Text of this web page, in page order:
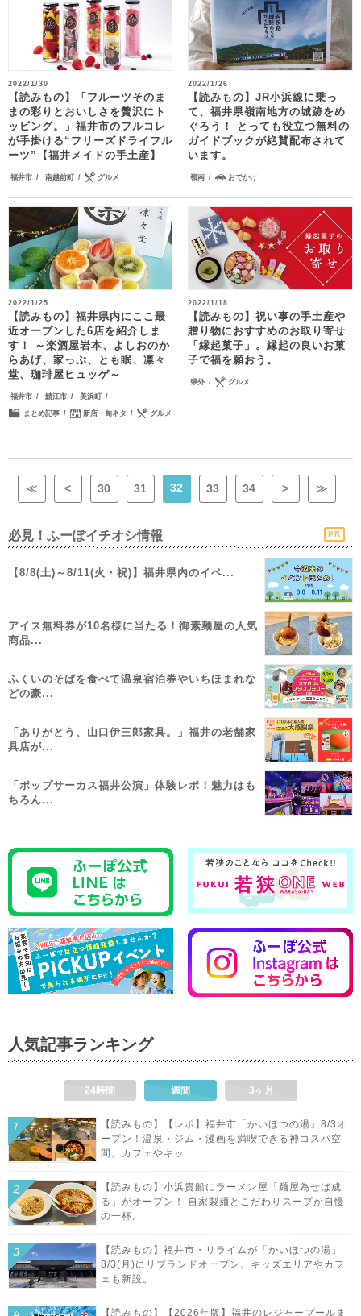
2022/1/30
【読みもの】「フルーツそのま
まの彩りとおいしさを贅沢にト
ッピング。」福井市のフルコレ
が手掛ける“フリーズドライフル
ーツ”【福井メイドの手土産】
福井市 南越前町 グルメ
2022/1/26
【読みもの】JR小浜線に乗っ
て、福井県嶺南地方の城跡をめ
ぐろう！ とっても役立つ無料の
ガイドブックが絶賛配布されて
います。
嶺南 おでかけ
2022/1/25
【読みもの】福井県内にここ最
近オープンした6店を紹介しま
す！ ～楽酒屋岩本、よしおのか
らあげ、家っぷ、とも眠、凛々
堂、珈琲屋ヒュッゲ～
福井市 鯖江市 美浜町
まとめ記事 新店・旬ネタ グルメ
2022/1/18
【読みもの】祝い事の手土産や
贈り物におすすめのお取り寄せ
「縁起菓子」。縁起の良いお菓
子で福を願おう。
県外 グルメ
≪ < 30 31 32 33 34 > ≫
必見！ふーぽイチオシ情報 PR
【8/8(土)～8/11(火・祝)】福井県内のイベ...
アイス無料券が10名様に当たる！御素麺屋の人気
商品...
ふくいのそばを食べて温泉宿泊券やいちほまれな
どの豪...
「ありがとう、山口伊三郎家具。」福井の老舗家
具店が...
「ポップサーカス福井公演」体験レポ！魅力はも
ちろん...
人気記事ランキング
24時間 週間 3ヶ月
【読みもの】【レポ】福井市「かいほつの湯」8/3オ
ープン！温泉・ジム・漫画を満喫できる神コスパ空
間。カフェやキッ...
【読みもの】小浜貴船にラーメン屋「麺屋為せば成
る」がオープン！ 自家製麺とこだわりスープが自慢
の一杯。
【読みもの】福井市・リライムが「かいほつの湯」
8/3(月)にリブランドオープン。キッズエリアやカフ
ェも新設。
【読みもの】【2026年版】福井のレジャープールま